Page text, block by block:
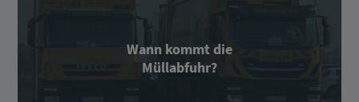
Wann kommt die
Müllabfuhr?